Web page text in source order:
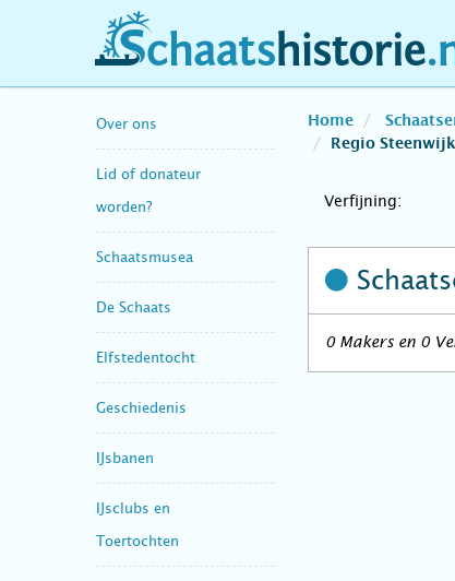
schaatshistorie.nl
Over ons
Lid of donateur
worden?
Schaatsmusea
De Schaats
Elfstedentocht
Geschiedenis
IJsbanen
IJsclubs en
Toertochten
Home
Regio Steenwijk
Verfijning:
0 Makers en 0